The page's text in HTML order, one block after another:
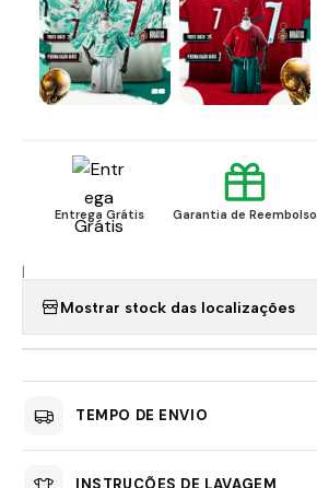
Entrega Grátis Garantia de Reembolso
|
Mostrar stock das localizações
TEMPO DE ENVIO